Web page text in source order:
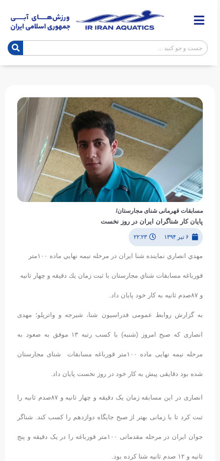
مسابقات قهرمانی شنای مجارستان/
پایان کار شناگران ایران در روز نخست
۶ تیر ۱۳۹۴ ۲۲:۲۳
مهدي انصاري نماينده شنا ايران در مرحله نيمه نهايي ماده ١٠٠متر
قورباغه مسابقات شناي مجارستان با ثبت زمان يك دقيقه و چهار ثانيه
و ٨٧صدم ثانيه به كار خود پايان داد.
به گزارش روابط عمومی فدراسیون شنا، شیرجه و واترپلو؛ مهدی
انصاری که صبح امروز (شنبه) با کسب رتبه ١٣ موفق به صعود به
مرحله نیمه نهایی ماده ١٠٠متر قورباغه مسابقات شنای مجارستان
شده بود دقایقی پیش به کار خود در روز نخست پایان داد.
انصاری در این مسابقه زمان یک دقیقه و چهار ثانیه و ٨٧صدم ثانیه را
ثبت کرد تا با زمانی بهتر از صبح جایگاه دوازدهم را کسب کند. شناگر
جوان ایران در مرحله مقدماتی ١٠٠متر قورباغه را در یک دقیقه و پنج
ثانیه و ۱۲ صدم ثانیه شنا کرده بود.